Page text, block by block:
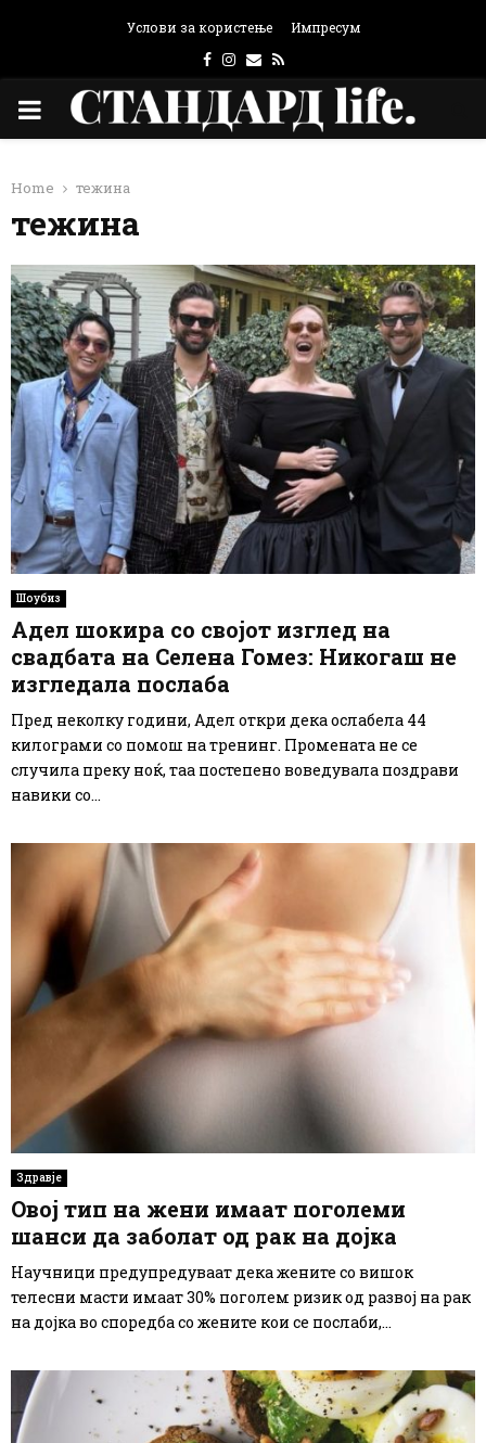
Услови за користење Импресум
Facebook
Instagram
Email
Rss
PRIMARY
Home тежина
тежина
Шоубиз
Адел шокира со својот изглед на
свадбата на Селена Гомез: Никогаш не
изгледала послаба
Пред неколку години, Адел откри дека ослабела 44
килограми со помош на тренинг. Промената не се
случила преку ноќ, таа постепено воведувала поздрави
навики со...
Здравје
Овој тип на жени имаат поголеми
шанси да заболат од рак на дојка
Научници предупредуваат дека жените со вишок
телесни масти имаат 30% поголем ризик од развој на рак
на дојка во споредба со жените кои се послаби,...